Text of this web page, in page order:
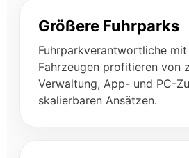
Größere Fuhrparks
Fuhrparkverantwortliche mit
Fahrzeugen profitieren von
Verwaltung, App- und PC-
skalierbaren Ansätzen.